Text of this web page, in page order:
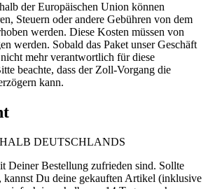
der Europäischen Union können
Steuern oder andere Gebühren von dem
werden. Diese Kosten müssen von
werden. Sobald das Paket unser Geschäft
mehr verantwortlich für diese
beachte, dass der Zoll-Vorgang die
kann.
DEUTSCHLANDS
Deiner Bestellung zufrieden sind. Sollte
kannst Du deine gekauften Artikel (inklusive